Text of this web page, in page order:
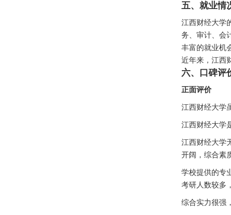
五、就业情
江西财经大学
务、审计、会
丰富的就业机
近年来，江西
六、口碑评
正面评价
江西财经大学
江西财经大学
江西财经大学
开阔，综合素
学校提供的专
考研人数较多
综合实力很强